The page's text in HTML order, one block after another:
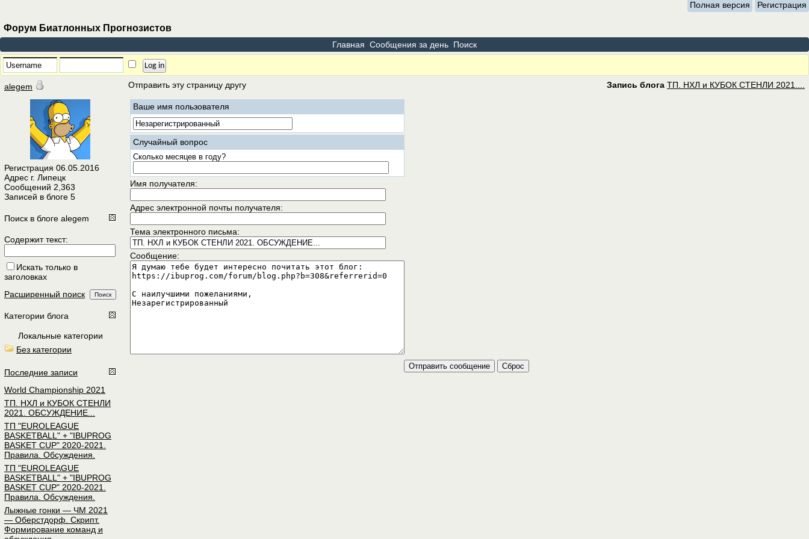
Полная версия Регистрация
Форум Биатлонных Прогнозистов
Главная Сообщения за день Поиск
Запись блога ТП. НХЛ и КУБОК СТЕНЛИ 2021....
Отправить эту страницу другу
Ваше имя пользователя
Случайный вопрос
Сколько месяцев в году?
Имя получателя:
Адрес электронной почты получателя:
Тема электронного письма:
Сообщение:
alegem
Регистрация 06.05.2016
Адрес г. Липецк
Сообщений 2,363
Записей в блоге 5
Поиск в блоге alegem
Содержит текст:
Искать только в
заголовках
Расширенный поиск
Категории блога
Локальные категории
Без категории
Последние записи
World Championship 2021
ТП. НХЛ и КУБОК СТЕНЛИ
2021. ОБСУЖДЕНИЕ...
ТП "EUROLEAGUE
BASKETBALL" + "IBUPROG
BASKET CUP" 2020-2021.
Правила. Обсуждения.
ТП "EUROLEAGUE
BASKETBALL" + "IBUPROG
BASKET CUP" 2020-2021.
Правила. Обсуждения.
Лыжные гонки — ЧМ 2021
— Оберстдорф. Скрипт.
Формирование команд и